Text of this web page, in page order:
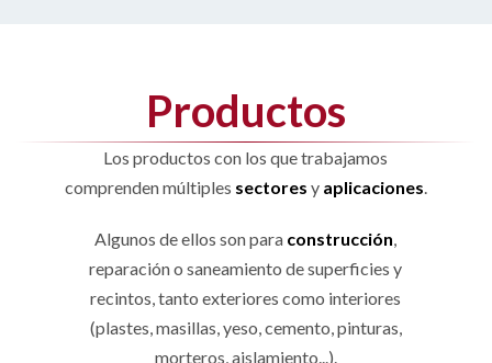
Productos
Los productos con los que trabajamos
comprenden múltiples sectores y aplicaciones.
Algunos de ellos son para construcción,
reparación o saneamiento de superficies y
recintos, tanto exteriores como interiores
(plastes, masillas, yeso, cemento, pinturas,
morteros, aislamiento...).